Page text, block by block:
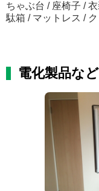
ちゃぶ台 / 座椅子 /
駄箱 / マットレス /
電化製品など